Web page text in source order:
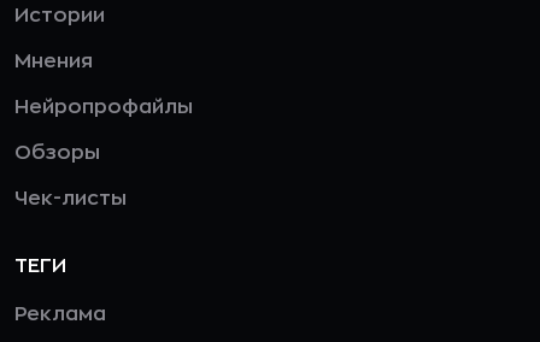
Истории
Мнения
Нейропрофайлы
Обзоры
Чек-листы
ТЕГИ
Реклама